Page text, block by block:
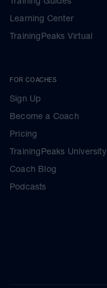
Learning Center
TrainingPeaks Virtual
FOR COACHES
Sign Up
Become a Coach
Pricing
TrainingPeaks University
Coach Blog
Podcasts